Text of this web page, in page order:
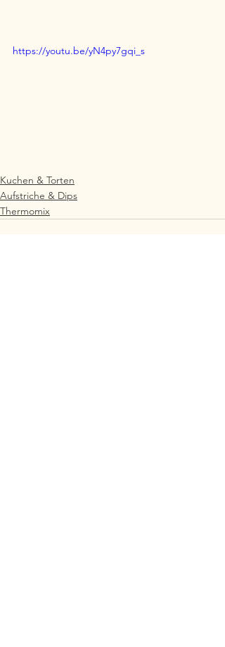
https://youtu.be/yN4py7gqi_s
Kuchen & Torten
Aufstriche & Dips
Thermomix